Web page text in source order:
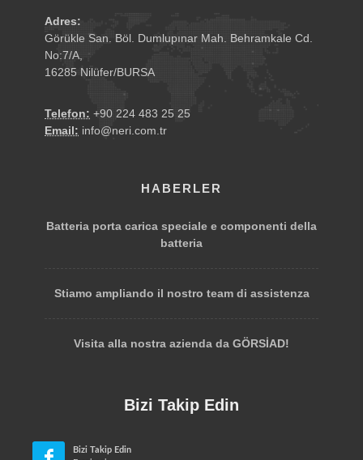
Adres:
Görükle San. Böl. Dumlupınar Mah. Behramkale Cd.
No:7/A,
16285 Nilüfer/BURSA
Telefon: +90 224 483 25 25
Email: info@neri.com.tr
HABERLER
Batteria porta carica speciale e componenti della
batteria
Stiamo ampliando il nostro team di assistenza
Visita alla nostra azienda da GÖRSİAD!
Bizi Takip Edin
Bizi Takip Edin